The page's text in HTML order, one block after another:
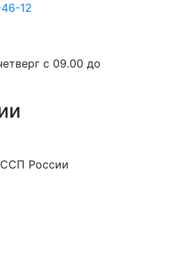
12
с 09.00 до
России